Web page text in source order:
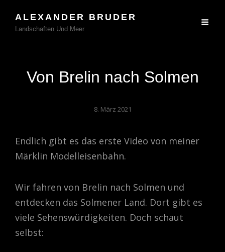
ALEXANDER BRUDER
Landschaften Und Meer
Von Brelin nach Solmen
8. März 2021
Endlich gibt es das erste Video von meiner
Märklin Modelleisenbahn.
Wir fahren von Brelin nach Solmen und
entdecken das Solmener Land. Dort gibt es
viele Sehenswürdigkeiten. Doch schaut
selbst: